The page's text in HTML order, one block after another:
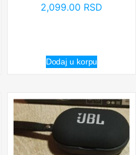
2,099.00 RSD
Dodaj u korpu